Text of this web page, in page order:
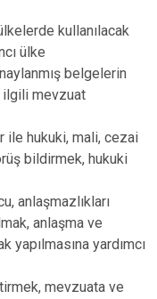
kullanılacak
ülke
belgelerin
mevzuat
ile hukuki, mali, cezai
bildirmek, hukuki
anlaşmazlıkları
anlaşma ve
yardımcı
mevzuata ve